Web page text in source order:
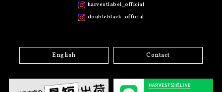
harvestlabel_official
doubleblack_official
English Contact